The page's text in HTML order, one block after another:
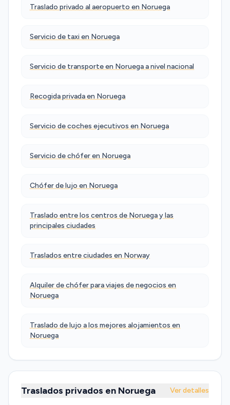
Traslado privado al aeropuerto en Noruega
Servicio de taxi en Noruega
Servicio de transporte en Noruega a nivel nacional
Recogida privada en Noruega
Servicio de coches ejecutivos en Noruega
Servicio de chófer en Noruega
Chófer de lujo en Noruega
Traslado entre los centros de Noruega y las
principales ciudades
Traslados entre ciudades en Norway
Alquiler de chófer para viajes de negocios en
Noruega
Traslado de lujo a los mejores alojamientos en
Noruega
Traslados privados en Noruega Ver detalles